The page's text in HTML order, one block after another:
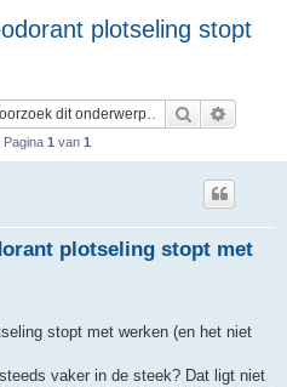
plotseling stopt
Zoek
Pagina 1 van 1
plotseling stopt met
stopt met werken (en het niet
vaker in de steek? Dat ligt niet